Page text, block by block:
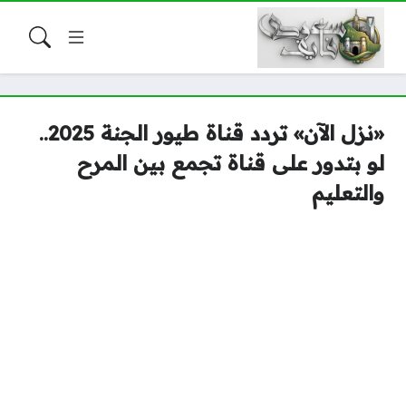
«نزل الآن» تردد قناة طيور الجنة 2025..
لو بتدور على قناة تجمع بين المرح
والتعليم